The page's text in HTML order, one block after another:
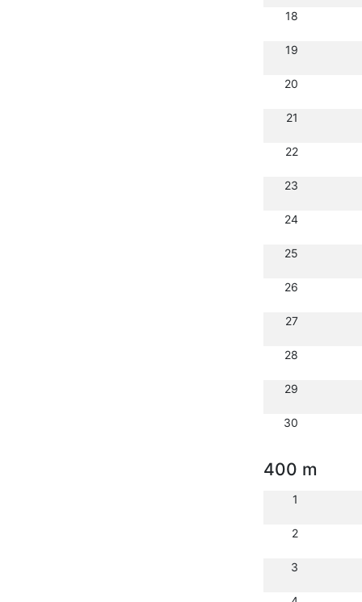
18
19
20
21
22
23
24
25
26
27
28
29
30
400 m
1
2
3